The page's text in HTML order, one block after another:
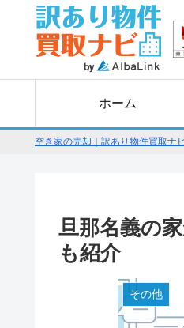
ホーム
空き家の売却｜訳あり物件買取ナ
旦那名義の
も紹介
その他